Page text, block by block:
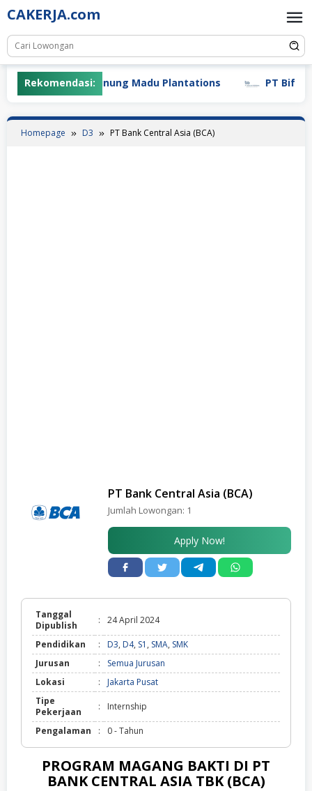
Skip
to
content
CAKERJA.com
Rekomendasi:
PT Gunung Madu Plantations PT Bifarma
Homepage D3 PT Bank Central Asia (BCA)
PT Bank Central Asia (BCA)
Jumlah Lowongan: 1
Apply Now!
Tanggal
Dipublish
: 24 April 2024
Pendidikan : D3, D4, S1 , SMA, SMK
Jurusan
:
Semua Jurusan
Lokasi
:
Jakarta Pusat
Tipe
Pekerjaan
: Internship
Pengalaman : 0 - Tahun
PROGRAM MAGANG BAKTI DI PT
BANK CENTRAL ASIA TBK (BCA)